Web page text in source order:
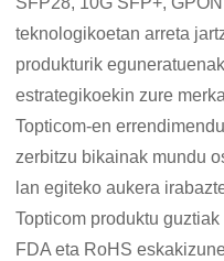
teknologikoetan arreta
produkturik
estrategikoekin zure
Topticom-en
zerbitzu bikainak mundu
lan egiteko aukera
Topticom produktu
FDA eta RoHS